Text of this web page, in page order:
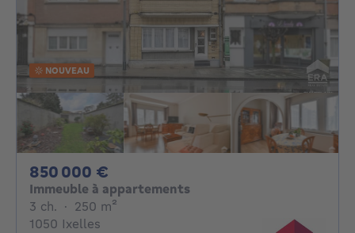
NOUVEAU
850 000 €
Immeuble à appartements
3 ch. 3 chambres
· 250 m²
1050 Ixelles